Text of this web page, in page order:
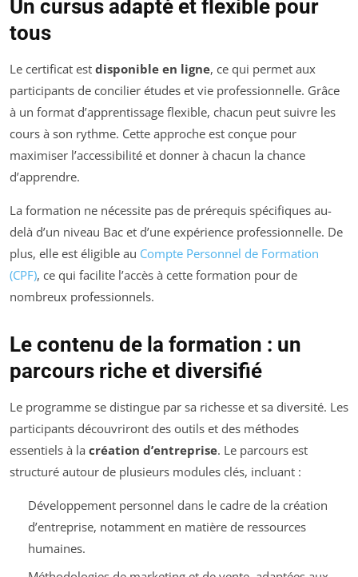
Un cursus adapté et flexible pour
tous
Le certificat est disponible en ligne, ce qui permet aux
participants de concilier études et vie professionnelle. Grâce
à un format d’apprentissage flexible, chacun peut suivre les
cours à son rythme. Cette approche est conçue pour
maximiser l’accessibilité et donner à chacun la chance
d’apprendre.
La formation ne nécessite pas de prérequis spécifiques au-
delà d’un niveau Bac et d’une expérience professionnelle. De
plus, elle est éligible au Compte Personnel de Formation
(CPF), ce qui facilite l’accès à cette formation pour de
nombreux professionnels.
Le contenu de la formation : un
parcours riche et diversifié
Le programme se distingue par sa richesse et sa diversité. Les
participants découvriront des outils et des méthodes
essentiels à la création d’entreprise. Le parcours est
structuré autour de plusieurs modules clés, incluant :
Développement personnel dans le cadre de la création
d’entreprise, notamment en matière de ressources
humaines.